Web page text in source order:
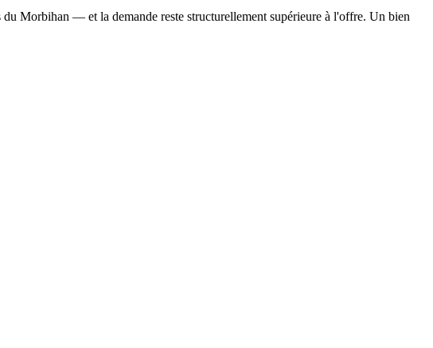
Morbihan — et la demande reste structurellement supérieure à l'offre. Un bien